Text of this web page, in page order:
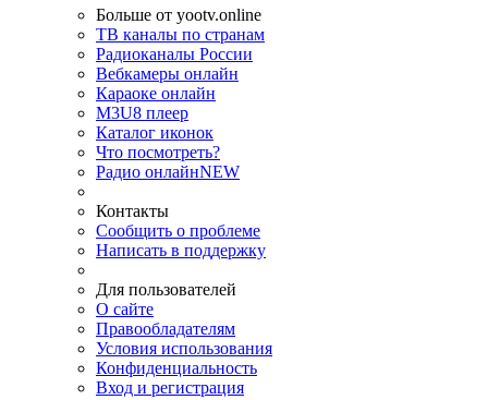
Больше от yootv.online
ТВ каналы по странам
Радиоканалы России
Вебкамеры онлайн
Караоке онлайн
M3U8 плеер
Каталог иконок
Что посмотреть?
Радио онлайнNEW
Контакты
Сообщить о проблеме
Написать в поддержку
Для пользователей
О сайте
Правообладателям
Условия использования
Конфиденциальность
Вход и регистрация